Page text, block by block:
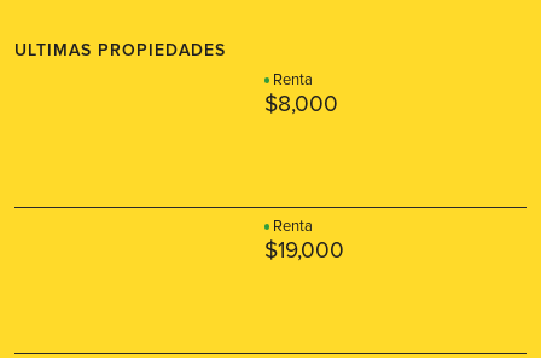
ULTIMAS PROPIEDADES
Renta
$8,000
Renta
$19,000